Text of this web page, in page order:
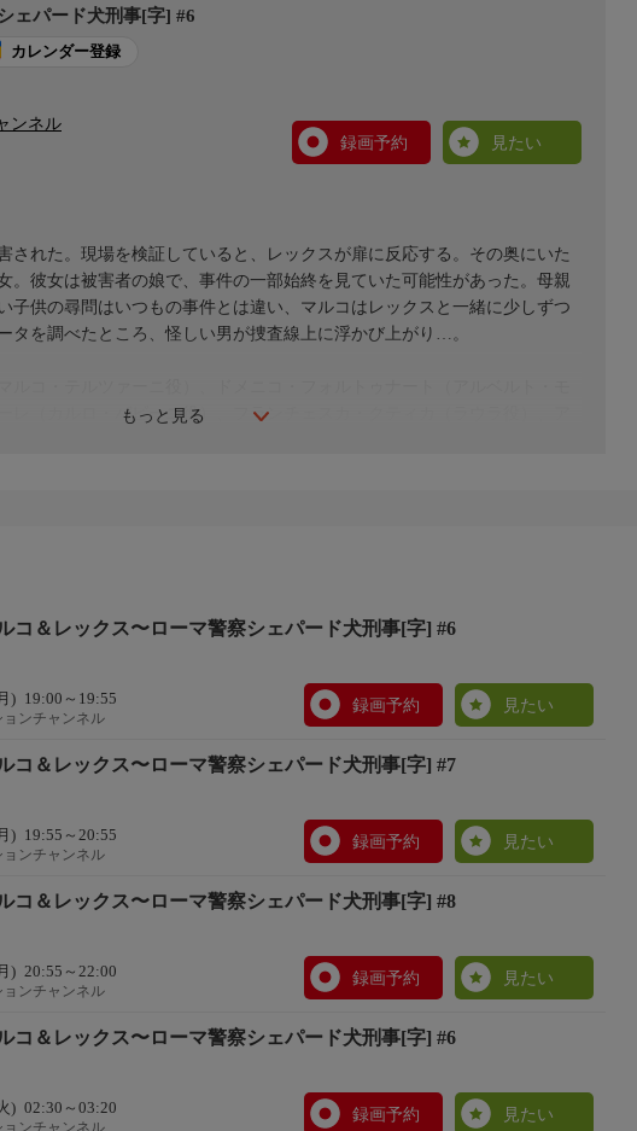
ェパード犬刑事[字] #6
カレンダー登録
ンネル
録画予約
見たい
もっと見る
された。現場を検証していると、レックスが扉に反応する。その奥にいた
。彼女は被害者の娘で、事件の一部始終を見ていた可能性があった。母親
子供の尋問はいつもの事件とは違い、マルコはレックスと一緒に少しずつ
タを調べたところ、怪しい男が捜査線上に浮かび上がり…。
レ（カルロ・パピーニ役）、フランチェスカ・クティカ（ラウラ役）、ア
コ＆レックス〜ローマ警察シェパード犬刑事[字] #6
) 19:00～19:55
ョンチャンネル
録画予約 見たい
コ＆レックス〜ローマ警察シェパード犬刑事[字] #7
) 19:55～20:55
ョンチャンネル
録画予約 見たい
コ＆レックス〜ローマ警察シェパード犬刑事[字] #8
) 20:55～22:00
ョンチャンネル
録画予約 見たい
コ＆レックス〜ローマ警察シェパード犬刑事[字] #6
) 02:30～03:20
ョンチャンネル
録画予約 見たい